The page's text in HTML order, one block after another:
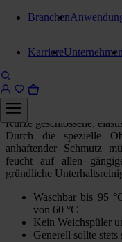
Branchen
KarriereUnternehmen
Stangl
Blau
Kurze geschlossene,
Durch die spezielle
anhaftender Schmutz
feucht auf allen
gründliche
Waschbar bis 95
von 60 °C
Kein Weichspüler
Generell sollte